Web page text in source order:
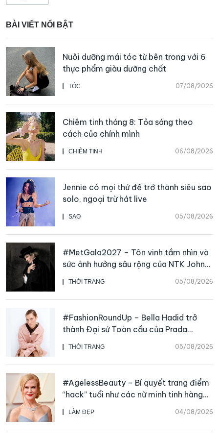
BÀI VIẾT NỔI BẬT
TÓC 07/08/2026
Nuôi dưỡng mái tóc từ bên trong với 6
thực phẩm giàu dưỡng chất
CHIÊM TINH 06/08/2026
Chiêm tinh tháng 8: Tỏa sáng theo
cách của chính mình
SAO 05/08/2026
Jennie có mọi thứ để trở thành siêu sao
solo, ngoại trừ hát live
THỜI TRANG 05/08/2026
#MetGala2027 – Tôn vinh tầm nhìn và
sức ảnh hưởng sâu rộng của NTK John
Galliano
THỜI TRANG 05/08/2026
#FashionRoundUp – Bella Hadid trở
thành Đại sứ Toàn cầu của Prada
Beauty, CHANEL mua lại Charvet
LÀM ĐẸP 04/08/2026
#AgelessBeauty – Bí quyết trang điểm
“hack” tuổi như các nữ minh tinh hàng
đầu